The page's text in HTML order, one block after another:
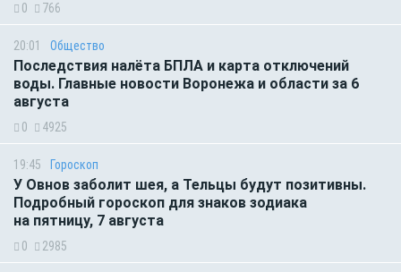
0 766
20:01 Общество
Последствия налёта БПЛА и карта отключений
воды. Главные новости Воронежа и области за 6
августа
0 4925
19:45 Гороскоп
У Овнов заболит шея, а Тельцы будут позитивны.
Подробный гороскоп для знаков зодиака
на пятницу, 7 августа
0 2985